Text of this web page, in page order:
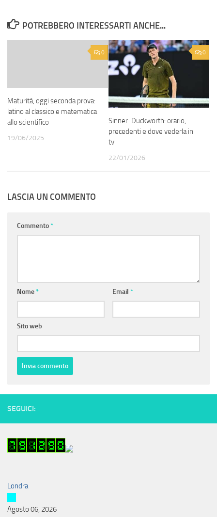
POTREBBERO INTERESSARTI ANCHE...
0
Maturità, oggi seconda prova:
latino al classico e matematica
allo scientifico
19/06/2025
0
Sinner-Duckworth: orario,
precedenti e dove vederla in
tv
22/01/2026
LASCIA UN COMMENTO
Commento*
Nome* Email *
Sito web
SEGUICI:
Londra
Agosto 06, 2026